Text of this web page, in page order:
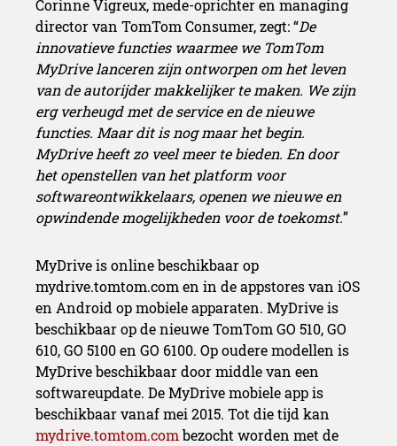
Corinne Vigreux, mede-oprichter en managing
director van TomTom Consumer, zegt: “De
innovatieve functies waarmee we TomTom
MyDrive lanceren zijn ontworpen om het leven
van de autorijder makkelijker te maken. We zijn
erg verheugd met de service en de nieuwe
functies. Maar dit is nog maar het begin.
MyDrive heeft zo veel meer te bieden. En door
het openstellen van het platform voor
softwareontwikkelaars, openen we nieuwe en
opwindende mogelijkheden voor de toekomst.”
MyDrive is online beschikbaar op
mydrive.tomtom.com en in de appstores van iOS
en Android op mobiele apparaten. MyDrive is
beschikbaar op de nieuwe TomTom GO 510, GO
610, GO 5100 en GO 6100. Op oudere modellen is
MyDrive beschikbaar door middle van een
softwareupdate. De MyDrive mobiele app is
beschikbaar vanaf mei 2015. Tot die tijd kan
mydrive.tomtom.combezocht worden met de